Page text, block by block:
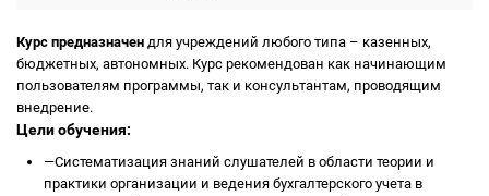
Курс предназначен для учреждений любого типа – казенных,
бюджетных, автономных. Курс рекомендован как начинающим
пользователям программы, так и консультантам, проводящим
внедрение.
Цели обучения:
—Систематизация знаний слушателей в области теории и
практики организации и ведения бухгалтерского учета в